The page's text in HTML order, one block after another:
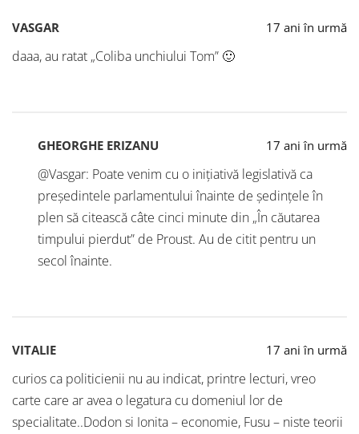
VASGAR 17 ani în urmă
daaa, au ratat „Coliba unchiului Tom” 🙂
GHEORGHE ERIZANU 17 ani în urmă
@Vasgar: Poate venim cu o inițiativă legislativă ca
președintele parlamentului înainte de ședințele în
plen să citească câte cinci minute din „În căutarea
timpului pierdut” de Proust. Au de citit pentru un
secol înainte.
VITALIE 17 ani în urmă
curios ca politicienii nu au indicat, printre lecturi, vreo
carte care ar avea o legatura cu domeniul lor de
specialitate..Dodon si Ionita – economie, Fusu – niste teorii